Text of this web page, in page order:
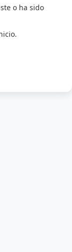
o ha sido